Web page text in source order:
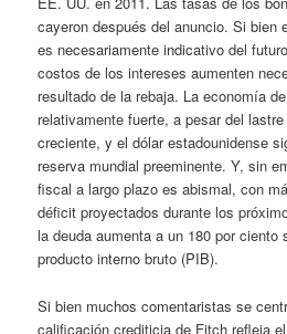
cayeron después del anuncio. Si bien
es necesariamente indicativo del
costos de los intereses aumenten
resultado de la rebaja. La economía
relativamente fuerte, a pesar del
creciente, y el dólar estadounidense
reserva mundial preeminente. Y, sin
fiscal a largo plazo es abismal, con
déficit proyectados durante los
la deuda aumenta a un 180 por ciento
producto interno bruto (PIB).
Si bien muchos comentaristas se
calificación crediticia de Fitch refleja